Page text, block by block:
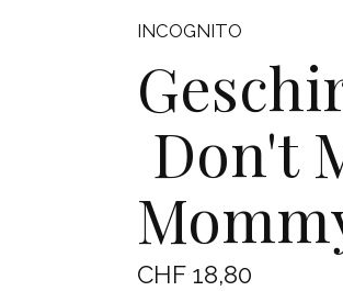
INCOGNITO
Don't
CHF 18,80